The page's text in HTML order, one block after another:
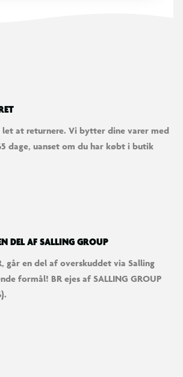
let at returnere. Vi bytter dine varer med
dage, uanset om du har købt i butik
DEL AF SALLING GROUP
går en del af overskuddet via Salling
formål! BR ejes af SALLING GROUP